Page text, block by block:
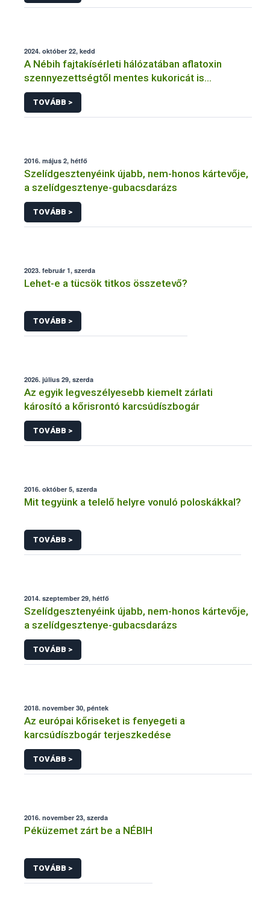
2024. október 22, kedd
A Nébih fajtakísérleti hálózatában aflatoxin
szennyezettségtől mentes kukoricát is
termesztettek
TOVÁBB >
2016. május 2, hétfő
Szelídgesztenyéink újabb, nem-honos kártevője,
a szelídgesztenye-gubacsdarázs
TOVÁBB >
2023. február 1, szerda
Lehet-e a tücsök titkos összetevő?
TOVÁBB >
2026. július 29, szerda
Az egyik legveszélyesebb kiemelt zárlati
károsító a kőrisrontó karcsúdíszbogár
TOVÁBB >
2016. október 5, szerda
Mit tegyünk a telelő helyre vonuló poloskákkal?
TOVÁBB >
2014. szeptember 29, hétfő
Szelídgesztenyéink újabb, nem-honos kártevője,
a szelídgesztenye-gubacsdarázs
TOVÁBB >
2018. november 30, péntek
Az európai kőriseket is fenyegeti a
karcsúdíszbogár terjeszkedése
TOVÁBB >
2016. november 23, szerda
Péküzemet zárt be a NÉBIH
TOVÁBB >